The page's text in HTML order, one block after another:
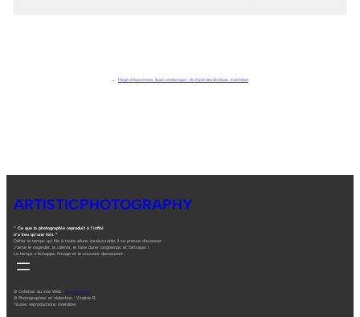
← Plage d’Awareness . Nusa Lembongan . Archipel des îles Nusa . Indonésie
ARTISTICPHOTOGRAPHY
“ Ce que la photographie reproduit à l’infini
n’a lieu qu’une fois ”
Défier le temps qui file à toute allure, insaisissable, il se presse d’avancer.
J’aime le regarder, le ralentir, le faire durer longtemps et l’attraper !
Le temps s’échappe, l’image et le souvenir demeurent…
© Création du site Web : digitalneed.fr
© Photographies et rédaction : Virginie B.
Toutes reproductions interdites